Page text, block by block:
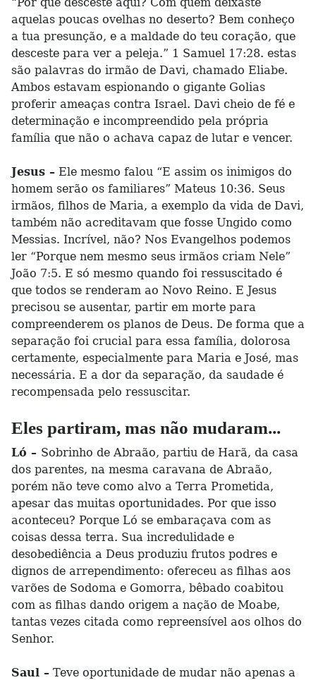
aquelas poucas ovelhas no deserto? Bem conheço
a tua presunção, e a maldade do teu coração, que
desceste para ver a peleja.” 1 Samuel 17:28. estas
são palavras do irmão de Davi, chamado Eliabe.
Ambos estavam espionando o gigante Golias
proferir ameaças contra Israel. Davi cheio de fé e
determinação e incompreendido pela própria
família que não o achava capaz de lutar e vencer.
Jesus – Ele mesmo falou “E assim os inimigos do
homem serão os familiares” Mateus 10:36. Seus
irmãos, filhos de Maria, a exemplo da vida de Davi,
também não acreditavam que fosse Ungido como
Messias. Incrível, não? Nos Evangelhos podemos
ler “Porque nem mesmo seus irmãos criam Nele”
João 7:5. E só mesmo quando foi ressuscitado é
que todos se renderam ao Novo Reino. E Jesus
precisou se ausentar, partir em morte para
compreenderem os planos de Deus. De forma que a
separação foi crucial para essa família, dolorosa
certamente, especialmente para Maria e José, mas
necessária. E a dor da separação, da saudade é
recompensada pelo ressuscitar.
Eles partiram, mas não mudaram...
Ló – Sobrinho de Abraão, partiu de Harã, da casa
dos parentes, na mesma caravana de Abraão,
porém não teve como alvo a Terra Prometida,
apesar das muitas oportunidades. Por que isso
aconteceu? Porque Ló se embaraçava com as
coisas dessa terra. Sua incredulidade e
desobediência a Deus produziu frutos podres e
dignos de arrependimento: ofereceu as filhas aos
varões de Sodoma e Gomorra, bêbado coabitou
com as filhas dando origem a nação de Moabe,
tantas vezes citada como repreensível aos olhos do
Senhor.
Saul – Teve oportunidade de mudar não apenas a